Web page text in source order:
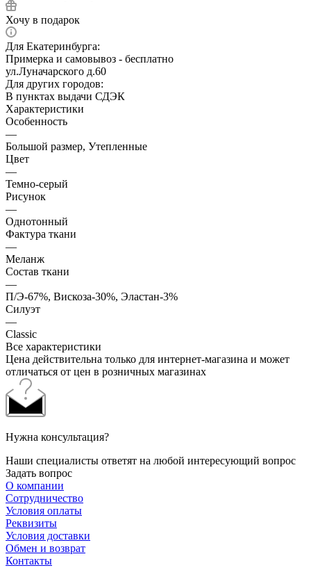
Хочу в подарок
Для Екатеринбурга:
Примерка и самовывоз - бесплатно
ул.Луначарского д.60
Для других городов:
В пунктах выдачи СДЭК
Характеристики
Особенность
—
Большой размер, Утепленные
Цвет
—
Темно-серый
Рисунок
—
Однотонный
Фактура ткани
—
Меланж
Состав ткани
—
П/Э-67%, Вискоза-30%, Эластан-3%
Силуэт
—
Classic
Все характеристики
Цена действительна только для интернет-магазина и может
отличаться от цен в розничных магазинах
Нужна консультация?
Наши специалисты ответят на любой интересующий вопрос
Задать вопрос
О компании
Сотрудничество
Условия оплаты
Реквизиты
Условия доставки
Обмен и возврат
Контакты